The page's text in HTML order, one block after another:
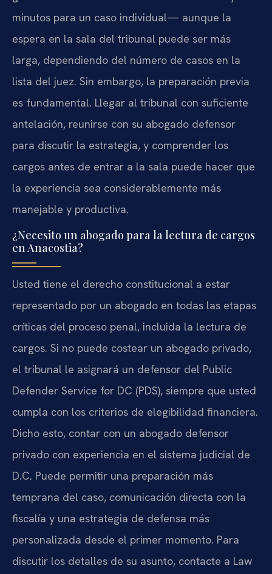
minutos para un caso individual— aunque la
espera en la sala del tribunal puede ser más
larga, dependiendo del número de casos en la
lista del juez. Sin embargo, la preparación previa
es fundamental. Llegar al tribunal con suficiente
antelación, reunirse con su abogado defensor
para discutir la estrategia, y comprender los
cargos antes de entrar a la sala puede hacer que
la experiencia sea considerablemente más
manejable y productiva.
¿Necesito un abogado para la lectura de cargos
en Anacostia?
Usted tiene el derecho constitucional a estar
representado por un abogado en todas las etapas
críticas del proceso penal, incluida la lectura de
cargos. Si no puede costear un abogado privado,
el tribunal le asignará un defensor del Public
Defender Service for DC (PDS), siempre que usted
cumpla con los criterios de elegibilidad financiera.
Dicho esto, contar con un abogado defensor
privado con experiencia en el sistema judicial de
D.C. Puede permitir una preparación más
temprana del caso, comunicación directa con la
fiscalía y una estrategia de defensa más
personalizada desde el primer momento. Para
discutir los detalles de su asunto, contacte a Law